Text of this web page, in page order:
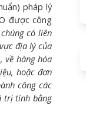
pháp lý
được công
có liên
địa lý của
về hàng hóa
hoặc đơn
công các
trị tính bằng